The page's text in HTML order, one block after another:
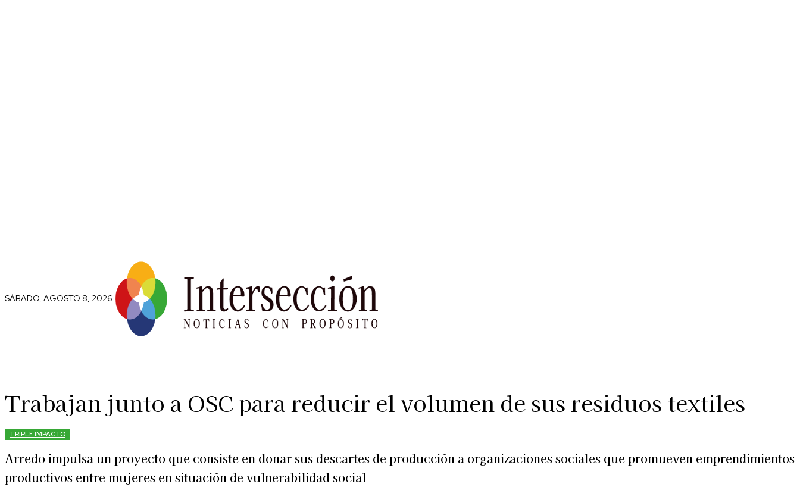
SÁBADO, AGOSTO 8, 2026
Trabajan junto a OSC para reducir el volumen de sus residuos textiles
TRIPLE IMPACTO
Arredo impulsa un proyecto que consiste en donar sus descartes de producción a organizaciones sociales que promueven emprendimientos
productivos entre mujeres en situación de vulnerabilidad social